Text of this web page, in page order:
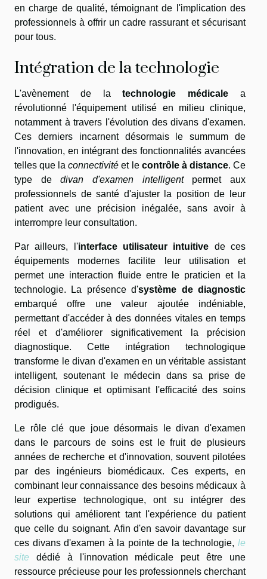
en charge de qualité, témoignant de l'implication des
professionnels à offrir un cadre rassurant et sécurisant
pour tous.
Intégration de la technologie
L'avènement de latechnologie médicale a
révolutionné l'équipement utilisé en milieu clinique,
notamment à travers l'évolution des divans d'examen.
Ces derniers incarnent désormais le summum de
l'innovation, en intégrant des fonctionnalités avancées
telles que laconnectivité et le contrôle à distance. Ce
type dedivan d'examen intelligentpermet aux
professionnels de santé d'ajuster la position de leur
patient avec une précision inégalée, sans avoir à
interrompre leur consultation.
Par ailleurs, l'interface utilisateur intuitive de ces
équipements modernes facilite leur utilisation et
permet une interaction fluide entre le praticien et la
technologie. La présence d'système de diagnostic
embarqué offre une valeur ajoutée indéniable,
permettant d'accéder à des données vitales en temps
réel et d'améliorer significativement la précision
diagnostique. Cette intégration technologique
transforme le divan d'examen en un véritable assistant
intelligent, soutenant le médecin dans sa prise de
décision clinique et optimisant l'efficacité des soins
prodigués.
Le rôle clé que joue désormais le divan d'examen
dans le parcours de soins est le fruit de plusieurs
années de recherche et d'innovation, souvent pilotées
par des ingénieurs biomédicaux. Ces experts, en
combinant leur connaissance des besoins médicaux à
leur expertise technologique, ont su intégrer des
solutions qui améliorent tant l'expérience du patient
que celle du soignant. Afin d'en savoir davantage sur
ces divans d'examen à la pointe de la technologie, le
site dédié à l'innovation médicale peut être une
ressource précieuse pour les professionnels cherchant